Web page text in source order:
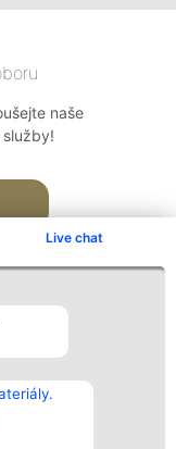
Live chat
naše
Kontakt